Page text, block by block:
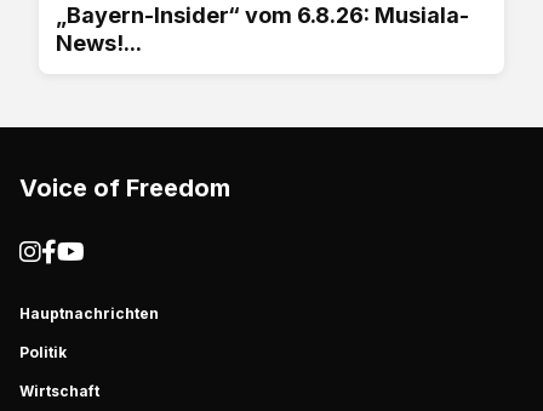
„Bayern-Insider“ vom 6.8.26: Musiala-
News!...
Voice of Freedom
Hauptnachrichten
Politik
Wirtschaft